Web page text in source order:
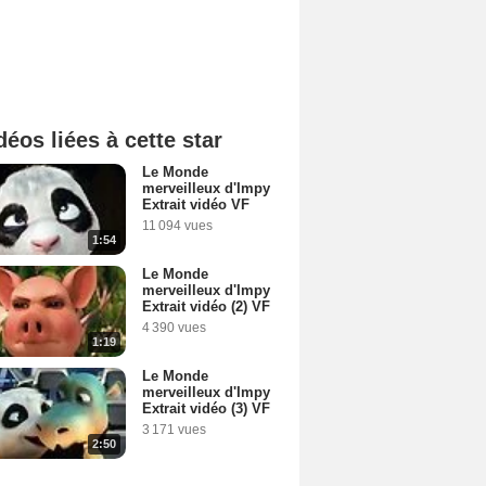
liées à cette star
1:54
Le Monde
merveilleux d'Impy
Extrait vidéo VF
11 094 vues
1:19
Le Monde
merveilleux d'Impy
Extrait vidéo (2) VF
4 390 vues
2:50
Le Monde
merveilleux d'Impy
Extrait vidéo (3) VF
3 171 vues